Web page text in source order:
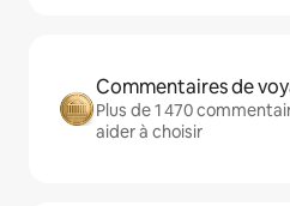
Commentaires de
Plus de 1 470
aider à choisir